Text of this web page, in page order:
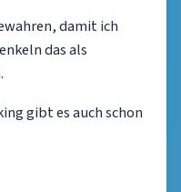
damit ich
das als
gibt es auch schon